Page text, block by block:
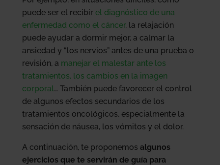
puede ser el recibirel diagnóstico de una
enfermedad como el cáncer, la relajación
puede ayudar a dormir mejor, a calmar la
ansiedad y “los nervios” antes de una prueba o
revisión, a manejar el malestar ante los
tratamientos, los cambios en la imagen
corporal… También puede favorecer el control
de algunos efectos secundarios de los
tratamientos oncológicos, especialmente la
sensación de náusea, los vómitos y el dolor.
A continuación, te proponemos algunos
ejercicios que te servirán de guía para